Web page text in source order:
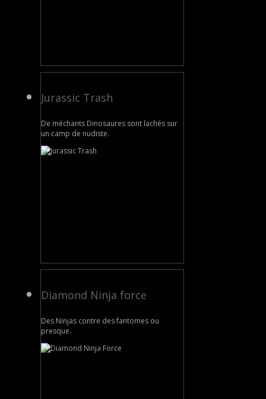
Jurassic Trash
De méchants Dinosaures sont lachés sur
un camp de nudiste.
Diamond Ninja force
Des Ninjas contre des fantomes ou
presque.